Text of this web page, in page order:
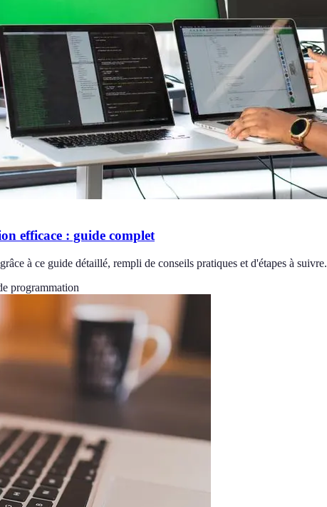
efficace : guide complet
à ce guide détaillé, rempli de conseils pratiques et d'étapes à suivre.
programmation